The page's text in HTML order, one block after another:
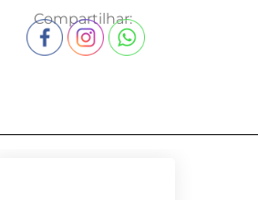
Compartilhar: